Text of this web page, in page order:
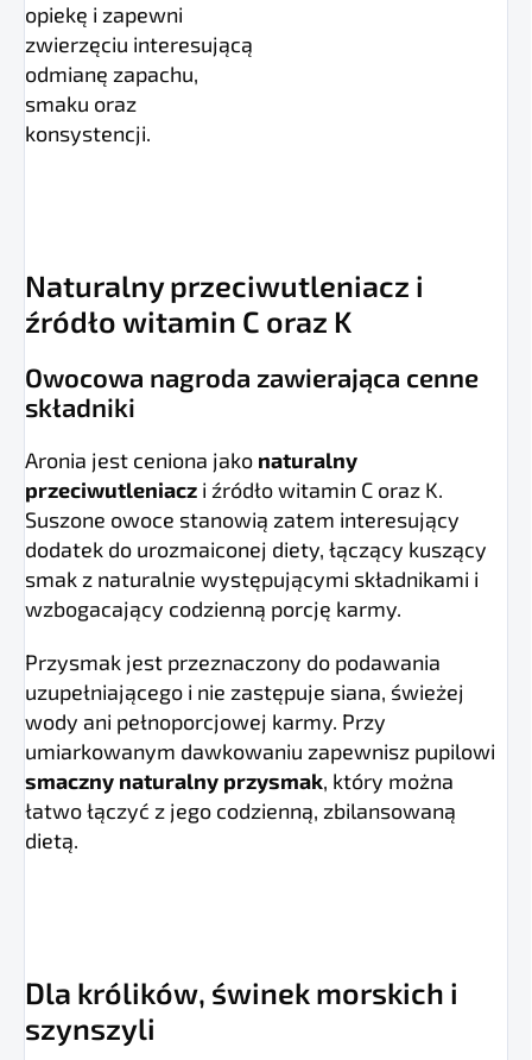
opiekę i zapewni
zwierzęciu interesującą
odmianę zapachu,
smaku oraz
konsystencji.
Naturalny przeciwutleniacz i
źródło witamin C oraz K
Owocowa nagroda zawierająca cenne
składniki
Aronia jest ceniona jako naturalny
przeciwutleniacz i źródło witamin C oraz K.
Suszone owoce stanowią zatem interesujący
dodatek do urozmaiconej diety, łączący kuszący
smak z naturalnie występującymi składnikami i
wzbogacający codzienną porcję karmy.
Przysmak jest przeznaczony do podawania
uzupełniającego i nie zastępuje siana, świeżej
wody ani pełnoporcjowej karmy. Przy
umiarkowanym dawkowaniu zapewnisz pupilowi
smaczny naturalny przysmak, który można
łatwo łączyć z jego codzienną, zbilansowaną
dietą.
Dla królików, świnek morskich i
szynszyli